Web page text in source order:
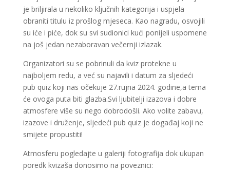
je briljirala u nekoliko ključnih kategorija i uspjela
obraniti titulu iz prošlog mjeseca. Kao nagradu, osvojili
su iće i piće, dok su svi sudionici kući ponijeli uspomene
na još jedan nezaboravan večernji izlazak.
Organizatori su se pobrinuli da kviz protekne u
najboljem redu, a već su najavili i datum za sljedeći
pub quiz koji nas očekuje 27.rujna 2024. godine,a tema
će ovoga puta biti glazba.Svi ljubitelji izazova i dobre
atmosfere više su nego dobrodošli. Ako volite zabavu,
izazove i druženje, sljedeći pub quiz je događaj koji ne
smijete propustiti!
Atmosferu pogledajte u galeriji fotografija dok ukupan
poredk kvizaša donosimo na poveznici: